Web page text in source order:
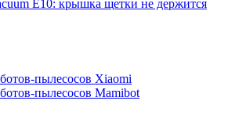
E10: крышка щетки не держится
пылесосов Xiaomi
пылесосов Mamibot